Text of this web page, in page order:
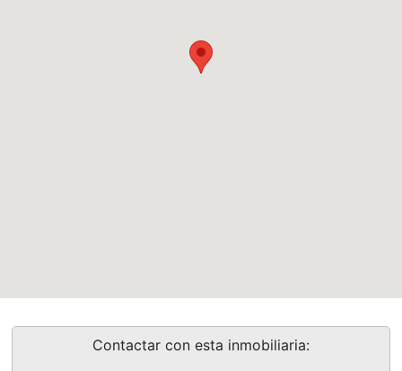
Contactar con esta inmobiliaria: